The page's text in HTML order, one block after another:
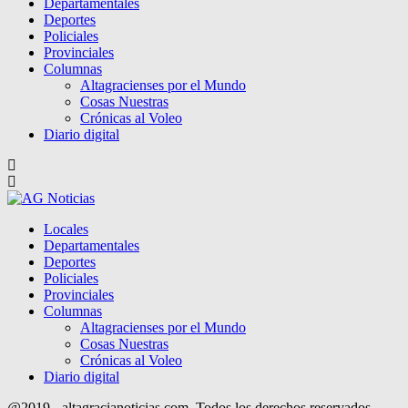
Deportes
Policiales
Provinciales
Columnas
Altagracienses por el Mundo
Cosas Nuestras
Crónicas al Voleo
Diario digital
Locales
Departamentales
Deportes
Policiales
Provinciales
Columnas
Altagracienses por el Mundo
Cosas Nuestras
Crónicas al Voleo
Diario digital